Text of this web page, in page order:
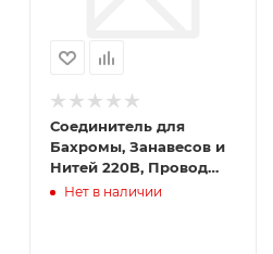
Соединитель для
Бахромы, Занавесов и
Нитей 220В, Провод
Черный Каучук, IP65
Нет в наличии